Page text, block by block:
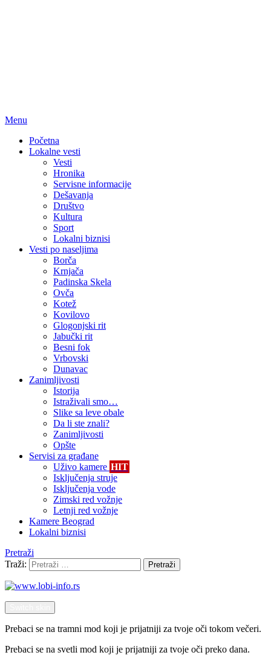
Menu
Početna
Lokalne vesti
Vesti
Hronika
Servisne informacije
Dešavanja
Društvo
Kultura
Sport
Lokalni biznisi
Vesti po naseljima
Borča
Krnjača
Padinska Skela
Ovča
Kotež
Kovilovo
Glogonjski rit
Jabučki rit
Besni fok
Vrbovski
Dunavac
Zanimljivosti
Istorija
Istraživali smo…
Slike sa leve obale
Da li ste znali?
Zanimljivosti
Opšte
Servisi za građane
Uživo kamere HIT
Isključenja struje
Isključenja vode
Zimski red vožnje
Letnji red vožnje
Kamere Beograd
Lokalni biznisi
Pretraži
Traži:
Pretraži
Prebaci se na tramni mod koji je prijatniji za tvoje oči tokom večeri.
Prebaci se na svetli mod koji je prijatniji za tvoje oči preko dana.